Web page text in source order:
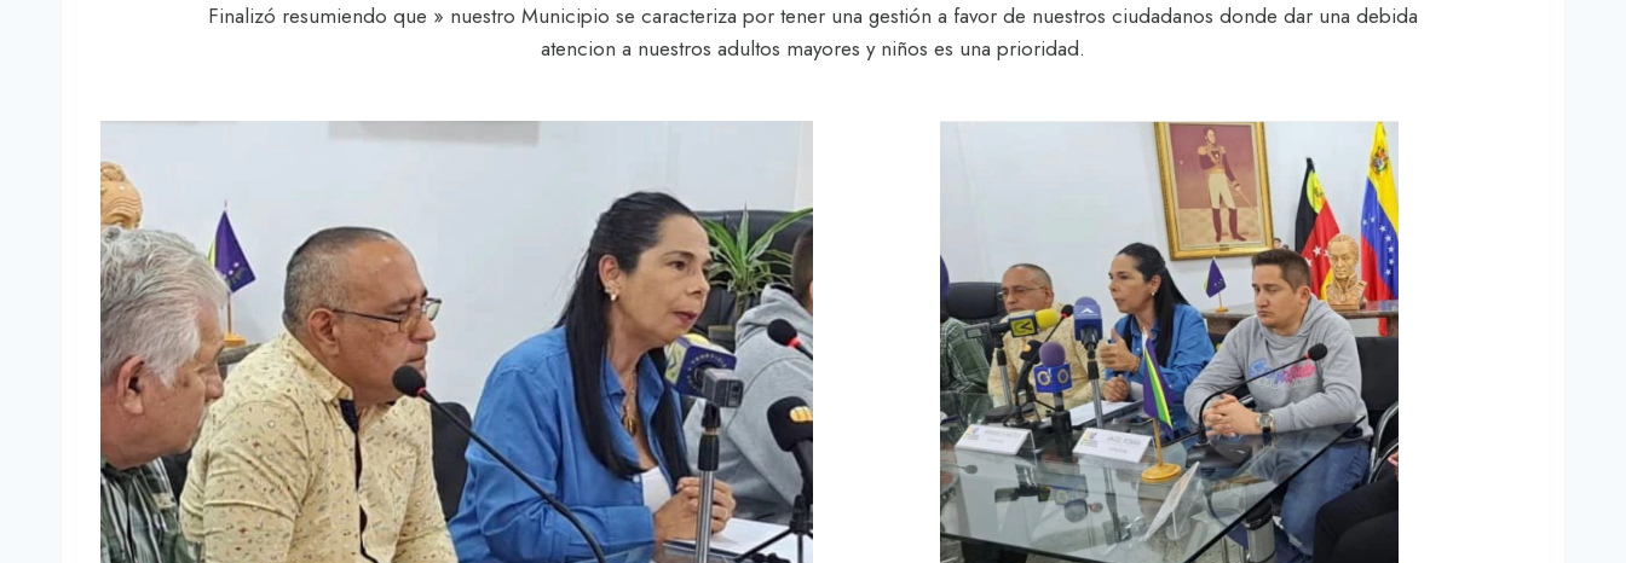
Finalizó resumiendo que » nuestro Municipio se caracteriza por tener una gestión a favor de nuestros ciudadanos donde dar una debida
atencion a nuestros adultos mayores y niños es una prioridad.